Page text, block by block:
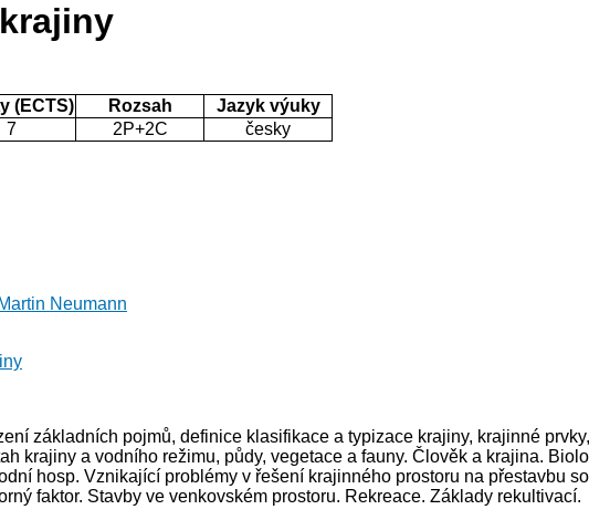
(ECTS) Rozsah
Jazyk výuky
7 2P+2C česky
Martin Neumann
základních pojmů, definice klasifikace a typizace krajiny, krajinné
krajiny a vodního režimu, půdy, vegetace a fauny. Člověk a krajina.
hosp. Vznikající problémy v řešení krajinného prostoru na přestavbu
faktor. Stavby ve venkovském prostoru. Rekreace. Základy rekultivací.